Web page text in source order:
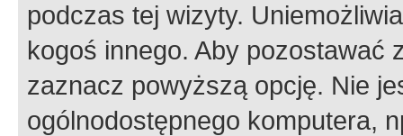
podczas tej wizyty.
kogoś innego. Aby pozostawać
zaznacz powyższą opcję. Nie
ogólnodostępnego komputera,